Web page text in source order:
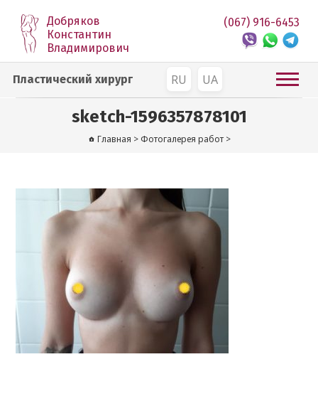
Добряков
Константин
Владимирович
RU UA
(067) 916-6453
Пластический хирург
sketch-1596357878101
Главная > Фотогалерея работ >